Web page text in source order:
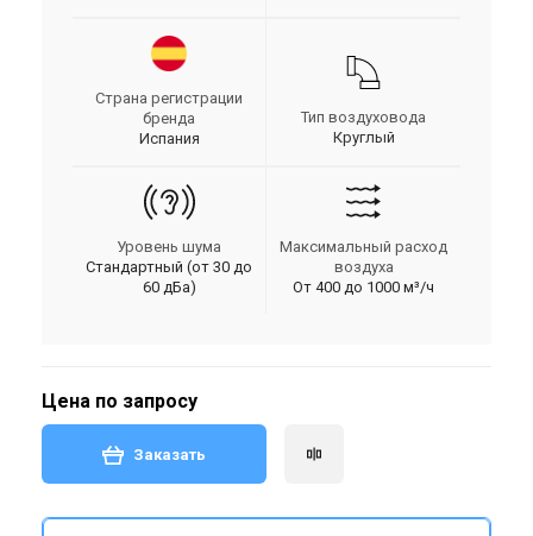
Страна регистрации
бренда
Испания
Тип воздуховода
Круглый
Уровень шума
Стандартный (от 30 до
60 дБа)
Максимальный расход
воздуха
От 400 до 1000 м³/ч
Цена по запросу
Заказать